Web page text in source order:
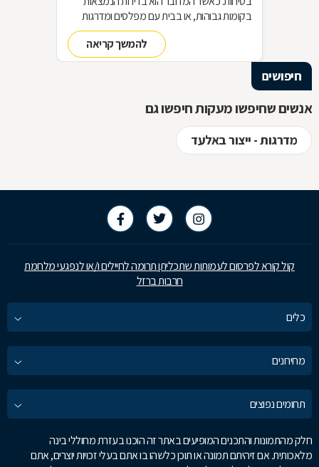
בקומות גבוהות, או בבית עם מפלסים ומדרגות
קיימת סכנת הנפילה. דירות בישראל, ובייחוד
כאלה הממוקמות בקומות גבוהות, חייבות
להצטייד באחד מאמצעי הבטיחות החשובים
החשובים ביותר בבית נתון.
להמשך קריאה
חיפושים
אנשים שחיפשו מעקות חיפשו גם
מדרגות - ייצור באלעד
קול קורא לפרסום לעמותות שתכליתן תרומה לחיילים ו/או לנפגעי מלחמת
חרבות ברזל
כלים
מחירונים
תחומים נפוצים
חלק מהתמונות והתכנים המופיעים באתר זה הוכנו בעזרת מחוללי בינה
מלאכותית. אם זיהיתם תמונה או תוכן כלשהו בו אתם בעלי זכויות יוצרים, אתם